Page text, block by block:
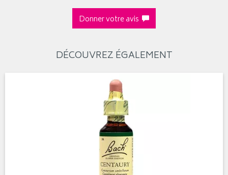
Donner votre avis
DÉCOUVREZ ÉGALEMENT